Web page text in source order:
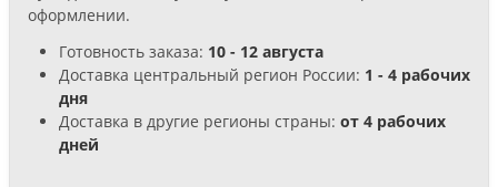
оформлении.
Готовность заказа: 10 - 12 августа
Доставка центральный регион России: 1 - 4 рабочих
дня
Доставка в другие регионы страны: от 4 рабочих
дней